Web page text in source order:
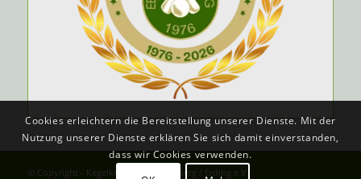
© Copyright - Kegelkreisrunde Ebersberg / Erding e.V.
Cookies erleichtern die Bereitstellung unserer Dienste. Mit der
Nutzung unserer Dienste erklären Sie sich damit einverstanden,
dass wir Cookies verwenden.